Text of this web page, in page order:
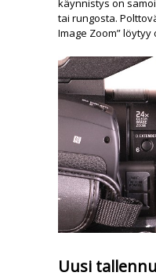
käynnistys on
tai rungosta.
Image Zoom”
Uusi